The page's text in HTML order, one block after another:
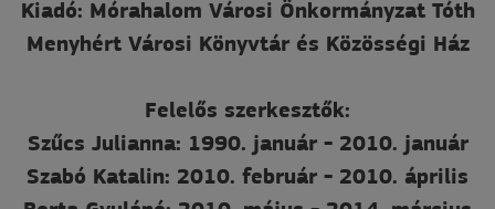
Kiadó: Mórahalom Városi Önkormányzat Tóth
Menyhért Városi Könyvtár és Közösségi Ház
Felelős szerkesztők:
Szűcs Julianna: 1990. január - 2010. január
Szabó Katalin: 2010. február - 2010. április